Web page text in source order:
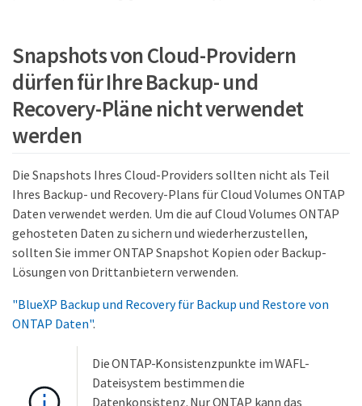
Snapshots von Cloud-Providern
dürfen für Ihre Backup- und
Recovery-Pläne nicht verwendet
werden
Die Snapshots Ihres Cloud-Providers sollten nicht als Teil
Ihres Backup- und Recovery-Plans für Cloud Volumes ONTAP
Daten verwendet werden. Um die auf Cloud Volumes ONTAP
gehosteten Daten zu sichern und wiederherzustellen,
sollten Sie immer ONTAP Snapshot Kopien oder Backup-
Lösungen von Drittanbietern verwenden.
"BlueXP Backup und Recovery für Backup und Restore von
ONTAP Daten".
Die ONTAP-Konsistenzpunkte im WAFL-
Dateisystem bestimmen die
Datenkonsistenz. Nur ONTAP kann das